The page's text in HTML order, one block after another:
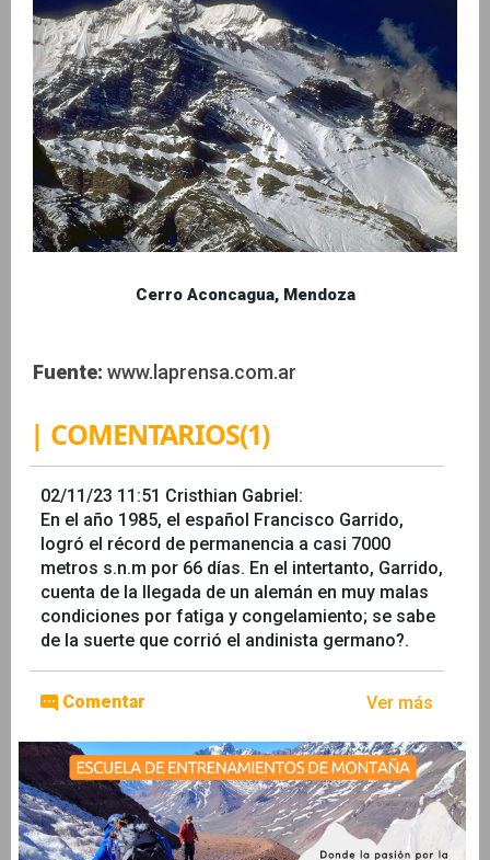
Cerro Aconcagua, Mendoza
Fuente: www.laprensa.com.ar
| COMENTARIOS(1)
02/11/23 11:51 Cristhian Gabriel:
En el año 1985, el español Francisco Garrido,
logró el récord de permanencia a casi 7000
metros s.n.m por 66 días. En el intertanto, Garrido,
cuenta de la llegada de un alemán en muy malas
condiciones por fatiga y congelamiento; se sabe
de la suerte que corrió el andinista germano?.
Ver más
Comentar